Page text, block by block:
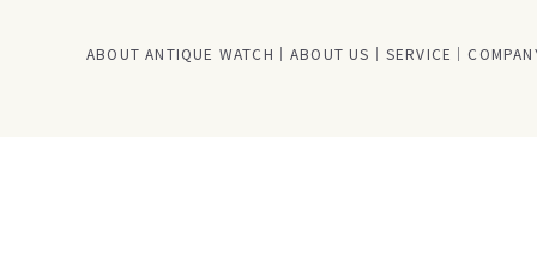
ABOUT ANTIQUE WATCH ABOUT US SERVICE